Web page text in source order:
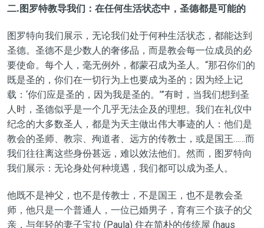
二.图罗特教导我们：在任何生活状态中，圣德都是可能的
图罗特向我们展示，无论我们处于何种生活状态，都能达到
圣德。圣德不是少数人的奢侈品，而是教会每一位成员的必
要使命。每个人，毫无例外，都蒙召成为圣人。“那召你们的
既是圣的，你们在一切行为上也要成为圣的；因为经上记
载：‘你们应是圣的，因为我是圣的。’”有时，当我们想到圣
人时，圣德似乎是一个几乎无法企及的理想。我们在礼仪中
纪念的大多数圣人，都是为天主做出伟大事迹的人：他们是
教会的圣师、教宗、殉道者、远方的传教士，或是国王……而
我们往往离这些身份甚远，难以效法他们。然而，图罗特向
我们展示：无论身处何种境遇，我们都可以成为圣人。
他既不是神父，也不是传教士，不是国王，也不是教会圣
师，他只是一个普通人，一位已婚男子，育有三个孩子的父
亲，与年轻的妻子宝拉 (Paula) 住在简朴的传统屋 (haus